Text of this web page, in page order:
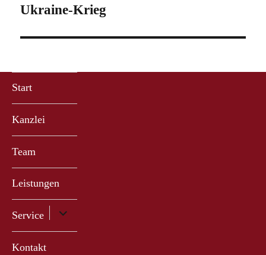
Beitrag:
Ukraine-Krieg
Start
Kanzlei
Team
Leistungen
Service
Untermenü
anzeigen
Kontakt